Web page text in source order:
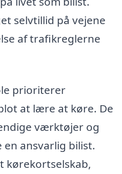
selvtillid på vejene
af trafikreglerne
prioriterer
at lære at køre. De
værktøjer og
ansvarlig bilist.
kørekortselskab,